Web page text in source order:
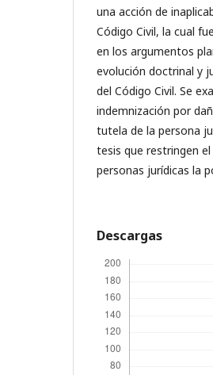
una acción de
Código Civil, la cual
en los argumentos
evolución doctrinal y
del Código Civil. Se
indemnización por
tutela de la persona
tesis que restringen
personas jurídicas la
Descargas